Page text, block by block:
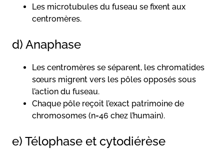
Les microtubules du fuseau se fixent aux
centromères.
d) Anaphase
Les centromères se séparent, les chromatides
sœurs migrent vers les pôles opposés sous
l’action du fuseau.
Chaque pôle reçoit l’exact patrimoine de
chromosomes (n=46 chez l’humain).
e) Télophase et cytodiérèse